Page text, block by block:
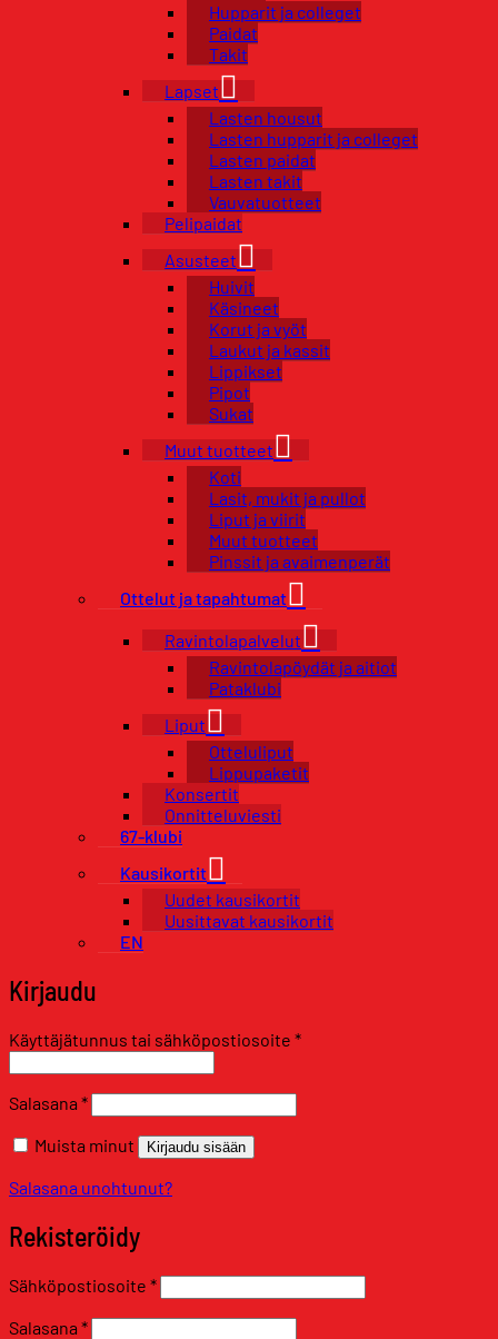
Hupparit ja colleget
Paidat
Takit
Lapset
Lasten housut
Lasten hupparit ja colleget
Lasten paidat
Lasten takit
Vauvatuotteet
Pelipaidat
Asusteet
Huivit
Käsineet
Korut ja vyöt
Laukut ja kassit
Lippikset
Pipot
Sukat
Muut tuotteet
Koti
Lasit, mukit ja pullot
Liput ja viirit
Muut tuotteet
Pinssit ja avaimenperät
Ottelut ja tapahtumat
Ravintolapalvelut
Ravintolapöydät ja aitiot
Pataklubi
Liput
Otteluliput
Lippupaketit
Konsertit
Onnitteluviesti
67-klubi
Kausikortit
Uudet kausikortit
Uusittavat kausikortit
EN
Kirjaudu
Käyttäjätunnus tai sähköpostiosoite *Vaaditaan
Salasana *Vaaditaan
Muista minut Kirjaudu sisään
Salasana unohtunut?
Rekisteröidy
Sähköpostiosoite *Vaaditaan
Salasana *Vaaditaan